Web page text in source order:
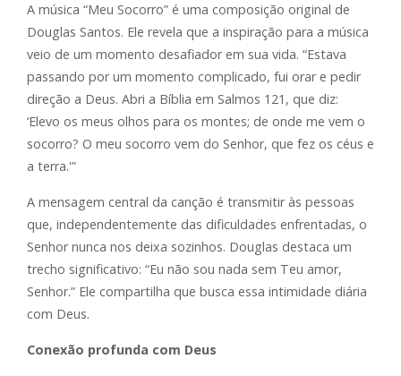
A música “Meu Socorro” é uma composição original de
Douglas Santos. Ele revela que a inspiração para a música
veio de um momento desafiador em sua vida. “Estava
passando por um momento complicado, fui orar e pedir
direção a Deus. Abri a Bíblia em Salmos 121, que diz:
‘Elevo os meus olhos para os montes; de onde me vem o
socorro? O meu socorro vem do Senhor, que fez os céus e
a terra.'”
A mensagem central da canção é transmitir às pessoas
que, independentemente das dificuldades enfrentadas, o
Senhor nunca nos deixa sozinhos. Douglas destaca um
trecho significativo: “Eu não sou nada sem Teu amor,
Senhor.” Ele compartilha que busca essa intimidade diária
com Deus.
Conexão profunda com Deus